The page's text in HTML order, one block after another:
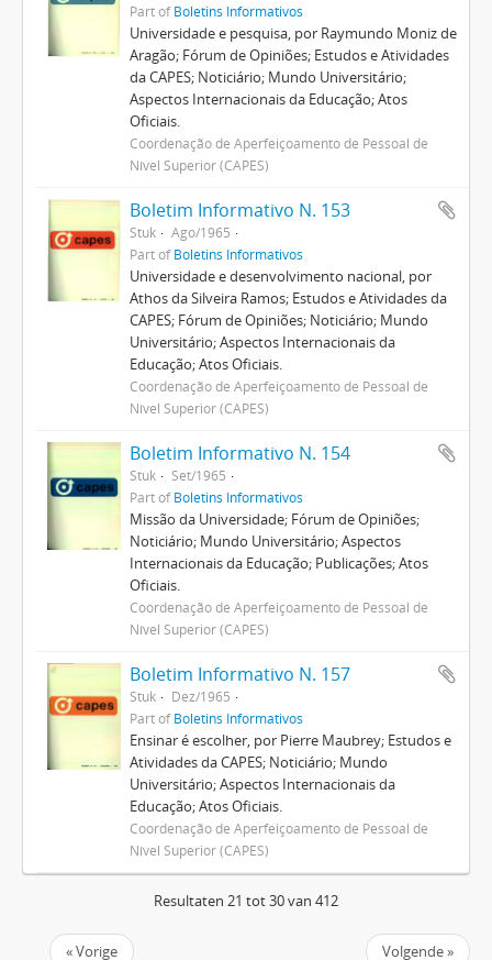
Part ofBoletins Informativos
Universidade e pesquisa, por Raymundo Moniz de
Aragão; Fórum de Opiniões; Estudos e Atividades
da CAPES; Noticiário; Mundo Universitário;
Aspectos Internacionais da Educação; Atos
Oficiais.
Coordenação de Aperfeiçoamento de Pessoal de
Nível Superior (CAPES)
Boletim Informativo N. 153
Stuk
Ago/1965
Part ofBoletins Informativos
Universidade e desenvolvimento nacional, por
Athos da Silveira Ramos; Estudos e Atividades da
CAPES; Fórum de Opiniões; Noticiário; Mundo
Universitário; Aspectos Internacionais da
Educação; Atos Oficiais.
Coordenação de Aperfeiçoamento de Pessoal de
Nível Superior (CAPES)
Boletim Informativo N. 154
Stuk
Set/1965
Part ofBoletins Informativos
Missão da Universidade; Fórum de Opiniões;
Noticiário; Mundo Universitário; Aspectos
Internacionais da Educação; Publicações; Atos
Oficiais.
Coordenação de Aperfeiçoamento de Pessoal de
Nível Superior (CAPES)
Boletim Informativo N. 157
Stuk
Dez/1965
Part ofBoletins Informativos
Ensinar é escolher, por Pierre Maubrey; Estudos e
Atividades da CAPES; Noticiário; Mundo
Universitário; Aspectos Internacionais da
Educação; Atos Oficiais.
Coordenação de Aperfeiçoamento de Pessoal de
Nível Superior (CAPES)
Resultaten 21 tot 30 van 412
« Vorige Volgende »